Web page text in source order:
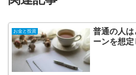
お金と投資
普通の人は
ーンを想定